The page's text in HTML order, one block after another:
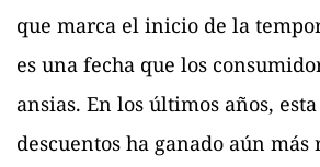
que marca el inicio de la
es una fecha que los
ansias. En los últimos años,
descuentos ha ganado aún